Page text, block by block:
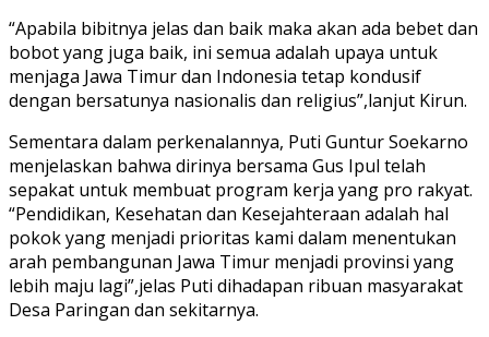
“Apabila bibitnya jelas dan baik maka akan ada bebet dan
bobot yang juga baik, ini semua adalah upaya untuk
menjaga Jawa Timur dan Indonesia tetap kondusif
dengan bersatunya nasionalis dan religius”,lanjut Kirun.
Sementara dalam perkenalannya, Puti Guntur Soekarno
menjelaskan bahwa dirinya bersama Gus Ipul telah
sepakat untuk membuat program kerja yang pro rakyat.
“Pendidikan, Kesehatan dan Kesejahteraan adalah hal
pokok yang menjadi prioritas kami dalam menentukan
arah pembangunan Jawa Timur menjadi provinsi yang
lebih maju lagi”,jelas Puti dihadapan ribuan masyarakat
Desa Paringan dan sekitarnya.